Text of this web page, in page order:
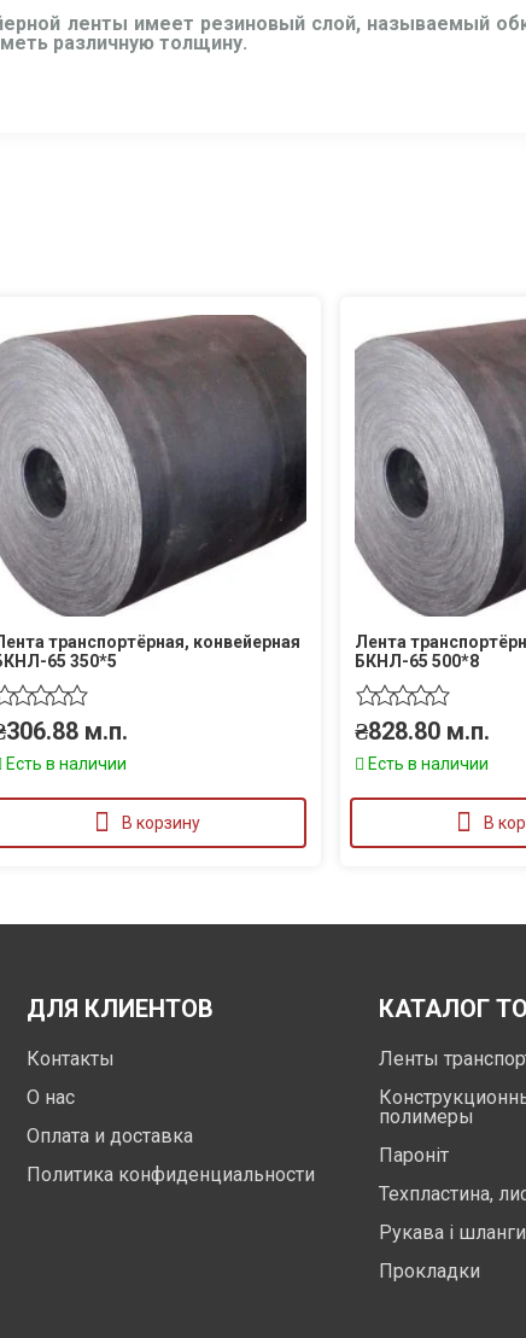
ленты имеет резиновый слой, называемый
различную толщину.
транспортёрная, конвейерная
65 350*5
306.88 м.п.
Есть в наличии
В корзину
Лента
БКНЛ-65 500*8
₴828.80 м.п.
Есть в наличии
В
ДЛЯ КЛИЕНТОВ
Контакты
О нас
Оплата и доставка
Политика конфиденциальности
КАТАЛОГ
Ленты
полимеры
Пароніт
Техпластина,
Рукава і шланги
Прокладки